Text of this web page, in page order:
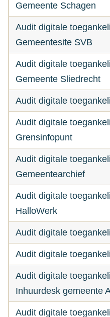
Gemeente Schagen
Audit digitale
Gemeentesite SVB
Audit digitale
Gemeente Sliedrecht
Audit digitale
Audit digitale
Grensinfopunt
Audit digitale
Gemeentearchief
Audit digitale
HalloWerk
Audit digitale
Audit digitale
Audit digitale
Inhuurdesk gemeente
Audit digitale